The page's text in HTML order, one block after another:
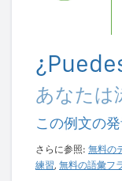
あなたは
この例文の
さらに参照: 無料の
練習, 無料の語彙フ